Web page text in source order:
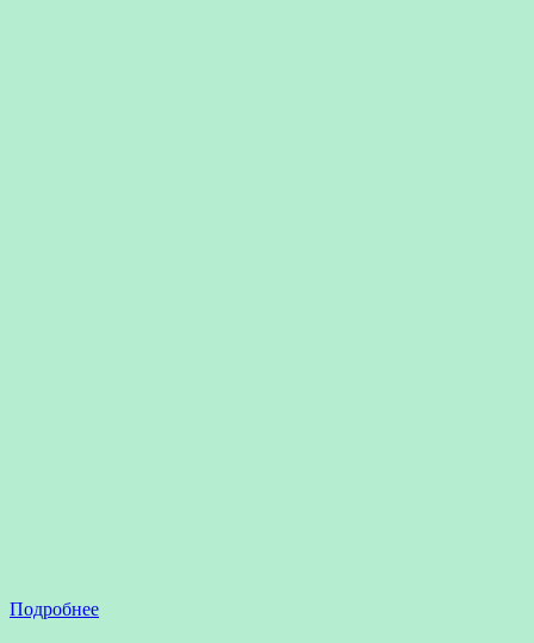
Подробнее